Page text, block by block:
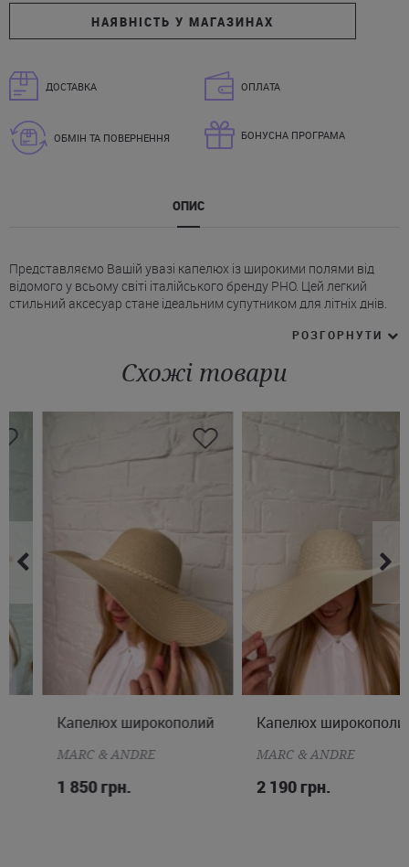
НАЯВНІСТЬ У МАГАЗИНАХ
ДОСТАВКА ОПЛАТА
ОБМІН ТА ПОВЕРНЕННЯ БОНУСНА ПРОГРАМА
ОПИС
Представляємо Вашій увазі капелюх із широкими полями від
відомого у всьому світі італійського бренду PHO. Цей легкий
стильний аксесуар стане ідеальним супутником для літніх днів.
* Тулля прикрашена плетеною стрічкою в яскравих, контрастних
тонах і бахромою по обидва краї від стрічки.
* Доступні кольори моделі – бежевий/помаранчевий і бежевий/
теракотовий.
Жіночий капелюх – не просто аксесуар, він стає невід'ємною
частиною образу. Купити солом'яний капелюх від PHO можна
лише в один клік на сайті Juliette. Ми можемо запропонувати
РОЗГОРНУТИ
Схожі товари
ONE SIZE
Капелюх широкополий
MARC & ANDRE
1 850 грн.
ONE SIZE
Капелюх широкополий
MARC & ANDRE
2 190 грн.